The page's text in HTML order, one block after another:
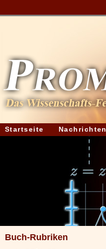
Startseite Nachrichten
Buch-Rubriken